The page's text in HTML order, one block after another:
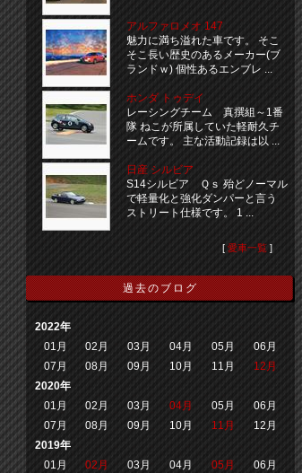
アルファロメオ 147
魅力に満ち溢れた車です。 そこ
そこ長い歴史のあるメーカー(ブ
ランドｗ) 個性あるエンブレ ...
ホンダ トゥデイ
レーシングチーム 真撰組～1番
隊 ねこが所属していた軽耐久チ
ームです。 主な活動記録は以 ...
日産 シルビア
S14シルビア Ｑｓ 殆どノーマル
で軽量化と強化ダンパーと言う
ストリート仕様です。 1 ...
[ 愛車一覧 ]
過去のブログ
2022年
01月
02月 03月 04月 05月
06月
07月
08月 09月 10月 11月
12月
2020年
01月
02月 03月 04月 05月
06月
07月
08月 09月 10月 11月
12月
2019年
01月
02月 03月 04月 05月
06月